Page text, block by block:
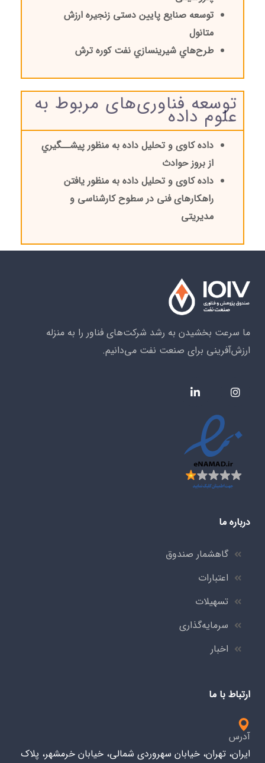
توسعه صنایع پایین دستی زنجیره ارزش
متانول
طرح‌هاي شيرينسازي نفت كوره ترش
توسعه فناوری‌های مربوط به
علوم داده
داده کاوی و تحلیل داده به منظور پیشــگیري
از بروز حوادث
داده کاوی و تحلیل داده به منظور یافتن
راهکارهای فنی در سطوح کارشناسی و
مدیریتی
ما سرعت بخشیدن به رشد شرکت‌های فناور را به منزله
ارزش‌آفرینی برای صنعت نفت می‌دانیم.
درباره ما
گاهشمار صندوق
اعتبارات
تسهیلات
سرمایه‌گذاری
اخبار
ارتباط با ما
آدرس
ایران، تهران، خیابان سهروردی شمالی، خیابان خرمشهر، پلاک